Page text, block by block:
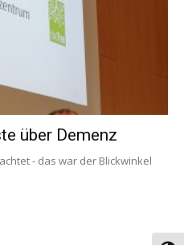
über Demenz
- das war der Blickwinkel